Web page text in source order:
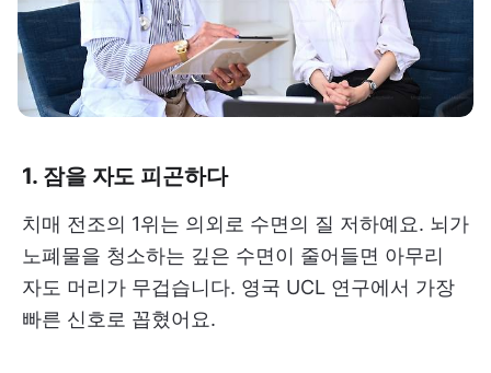
1. 잠을 자도 피곤하다
치매 전조의 1위는 의외로 수면의 질 저하예요. 뇌가
노폐물을 청소하는 깊은 수면이 줄어들면 아무리
자도 머리가 무겁습니다. 영국 UCL 연구에서 가장
빠른 신호로 꼽혔어요.